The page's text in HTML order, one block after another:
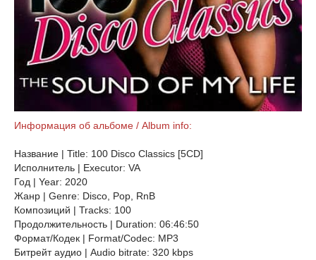
Информация об альбоме / Album info:
Название | Title: 100 Disco Classics [5CD]
Исполнитель | Executor: VA
Год | Year: 2020
Жанр | Genre: Disco, Pop, RnB
Композиций | Tracks: 100
Продолжительность | Duration: 06:46:50
Формат/Кодек | Format/Codec: MP3
Битрейт аудио | Audio bitrate: 320 kbps